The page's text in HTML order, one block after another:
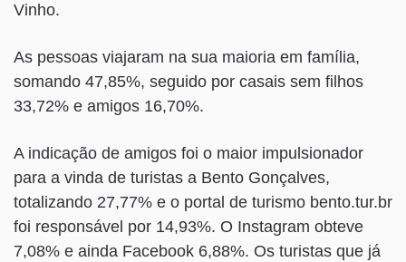
Vinho.
As pessoas viajaram na sua maioria em família,
somando 47,85%, seguido por casais sem filhos
33,72% e amigos 16,70%.
A indicação de amigos foi o maior impulsionador
para a vinda de turistas a Bento Gonçalves,
totalizando 27,77% e o portal de turismo bento.tur.br
foi responsável por 14,93%. O Instagram obteve
7,08% e ainda Facebook 6,88%. Os turistas que já